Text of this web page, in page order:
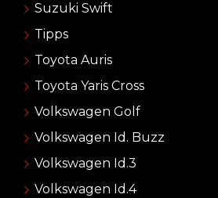
Suzuki Swift
Tipps
Toyota Auris
Toyota Yaris Cross
Volkswagen Golf
Volkswagen Id. Buzz
Volkswagen Id.3
Volkswagen Id.4